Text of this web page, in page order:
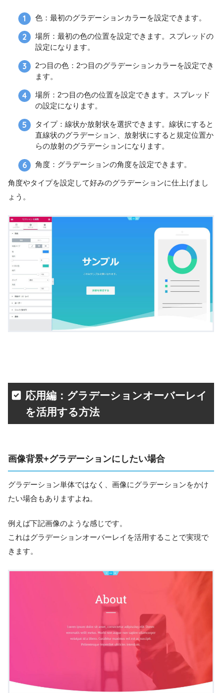
色：最初のグラデーションカラーを設定できます。
場所：最初の色の位置を設定できます。スプレッドの
設定になります。
2つ目の色：2つ目のグラデーションカラーを設定でき
ます。
場所：2つ目の色の位置を設定できます。スプレッド
の設定になります。
タイプ：線状か放射状を選択できます。線状にすると
直線状のグラデーション、放射状にすると規定位置か
らの放射のグラデーションになります。
角度：グラデーションの角度を設定できます。
角度やタイプを設定して好みのグラデーションに仕上げまし
ょう。
応用編：グラデーションオーバーレイ
を活用する方法
画像背景+グラデーションにしたい場合
グラデーション単体ではなく、画像にグラデーションをかけ
たい場合もありますよね。
例えば下記画像のような感じです。
これはグラデーションオーバーレイを活用することで実現で
きます。